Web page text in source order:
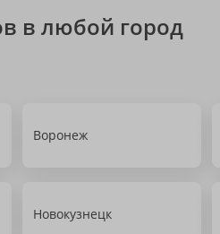
в любой город
Воронеж
Новокузнецк